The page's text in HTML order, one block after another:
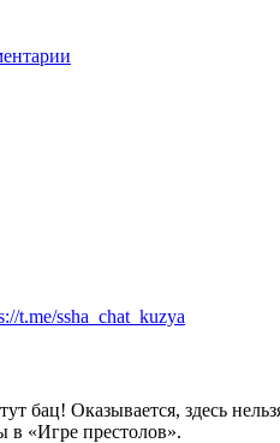
t.me/ssha_chat_kuzya
бац! Оказывается, здесь
в «Игре престолов».